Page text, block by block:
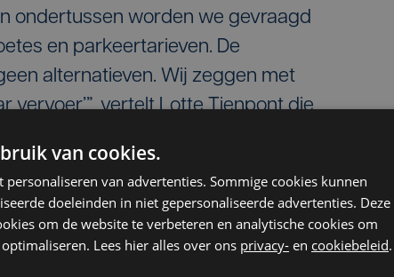
ondertussen worden we gevraagd
en parkeertarieven. De
alternatieven. Wij zeggen met
vervoer’”, vertelt Lotte Tienpont die
beter volgens PVDA. De
en de vuilniszakken
en krijgen daar weinig voor
van cookies.
van advertenties. Sommige cookies kunnen
doeleinden in niet gepersonaliseerde advertenties. Deze
om de website te verbeteren en analytische cookies om
Lees hier alles over ons privacy- en cookiebeleid.